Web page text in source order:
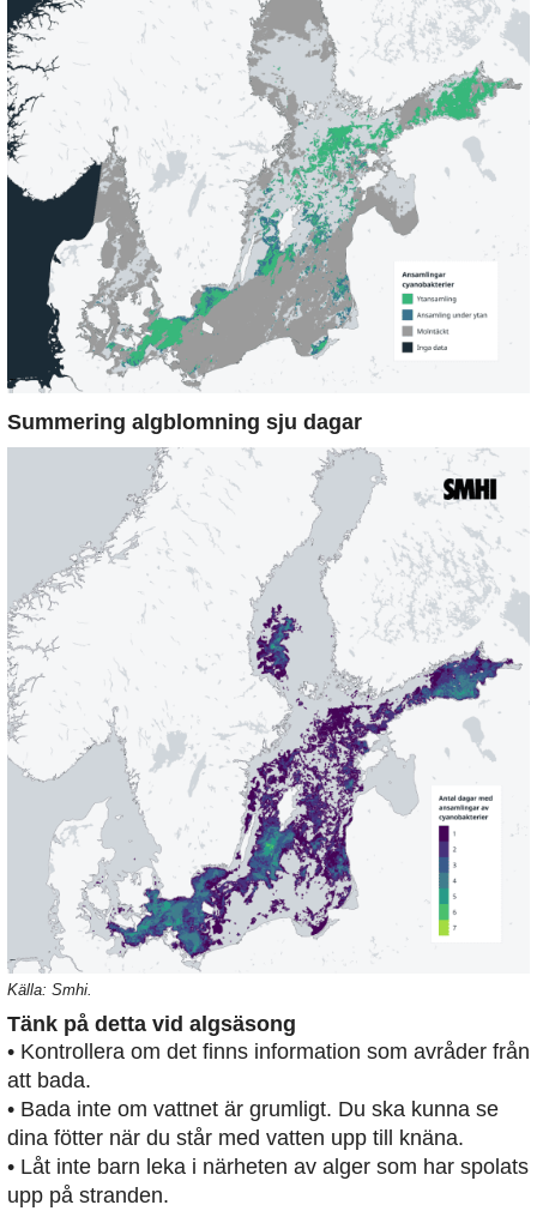
Summering algblomning sju dagar
Källa: Smhi.
Tänk på detta vid algsäsong
• Kontrollera om det finns information som avråder från
att bada.
• Bada inte om vattnet är grumligt. Du ska kunna se
dina fötter när du står med vatten upp till knäna.
• Låt inte barn leka i närheten av alger som har spolats
upp på stranden.